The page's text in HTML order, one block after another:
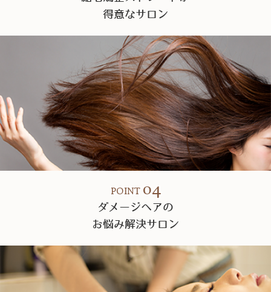
得意なサロン
POINT 04
ダメージヘアの
お悩み解決サロン